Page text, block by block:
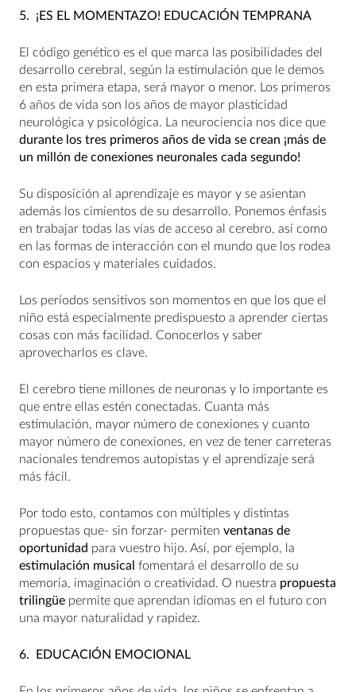
5. ¡ES EL MOMENTAZO! EDUCACIÓN TEMPRANA
El código genético es el que marca las posibilidades del
desarrollo cerebral, según la estimulación que le demos
en esta primera etapa, será mayor o menor. Los primeros
6 años de vida son los años de mayor plasticidad
neurológica y psicológica. La neurociencia nos dice que
durante los tres primeros años de vida se crean ¡más de
un millón de conexiones neuronales cada segundo!
Su disposición al aprendizaje es mayor y se asientan
además los cimientos de su desarrollo. Ponemos énfasis
en trabajar todas las vías de acceso al cerebro, así como
en las formas de interacción con el mundo que los rodea
con espacios y materiales cuidados.
Los períodos sensitivos son momentos en que los que el
niño está especialmente predispuesto a aprender ciertas
cosas con más facilidad. Conocerlos y saber
aprovecharlos es clave.
El cerebro tiene millones de neuronas y lo importante es
que entre ellas estén conectadas. Cuanta más
estimulación, mayor número de conexiones y cuanto
mayor número de conexiones, en vez de tener carreteras
nacionales tendremos autopistas y el aprendizaje será
más fácil.
Por todo esto, contamos con múltiples y distintas
propuestas que- sin forzar- permiten ventanas de
oportunidad para vuestro hijo. Así, por ejemplo, la
estimulación musical fomentará el desarrollo de su
memoria, imaginación o creatividad. O nuestra propuesta
trilingüe permite que aprendan idiomas en el futuro con
una mayor naturalidad y rapidez.
6. EDUCACIÓN EMOCIONAL